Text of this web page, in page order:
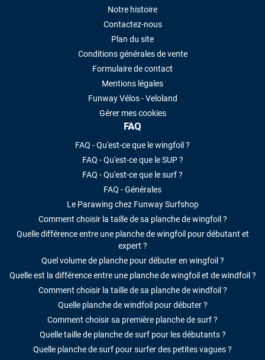
Notre histoire
Contactez-nous
Plan du site
Conditions générales de vente
Formulaire de contact
Mentions légales
Funway Vélos - Veloland
Gérer mes cookies
FAQ
FAQ - Qu'est-ce que le wingfoil ?
FAQ - Qu'est-ce que le SUP ?
FAQ - Qu'est-ce que le surf ?
FAQ - Générales
Le Parawing chez Funway Surfshop
Comment choisir la taille de sa planche de wingfoil ?
Quelle différence entre une planche de wingfoil pour débutant et
expert ?
Quel volume de planche pour débuter en wingfoil ?
Quelle est la différence entre une planche de wingfoil et de windfoil ?
Comment choisir la taille de sa planche de windfoil ?
Quelle planche de windfoil pour débuter ?
Comment choisir sa première planche de surf ?
Quelle taille de planche de surf pour les débutants ?
Quelle planche de surf pour surfer des petites vagues ?